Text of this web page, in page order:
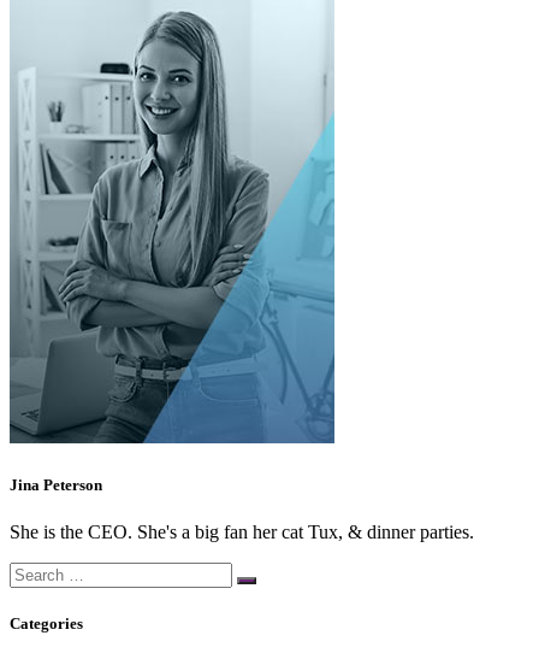
Jina Peterson
She is the CEO. She's a big fan her cat Tux, & dinner parties.
Search
for:
Categories